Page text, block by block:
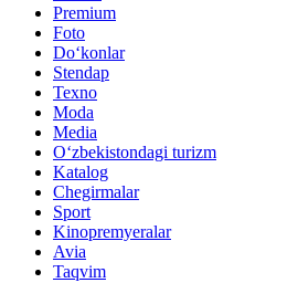
Premium
Foto
Do‘konlar
Stendap
Texno
Moda
Media
O‘zbekistondagi turizm
Katalog
Chegirmalar
Sport
Kinopremyeralar
Avia
Taqvim